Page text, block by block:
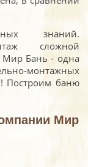
знаний.
сложной
Мир Бань - одна
монтажных
Построим баню
Мир